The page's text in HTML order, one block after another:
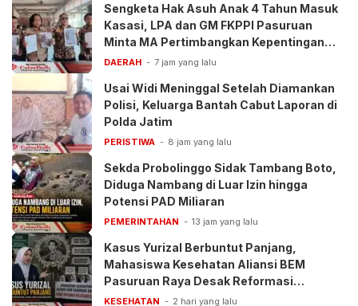
Sengketa Hak Asuh Anak 4 Tahun Masuk
Kasasi, LPA dan GM FKPPI Pasuruan
Minta MA Pertimbangkan Kepentingan
Anak
DAERAH 7 jam yang lalu
Usai Widi Meninggal Setelah Diamankan
Polisi, Keluarga Bantah Cabut Laporan di
Polda Jatim
PERISTIWA 8 jam yang lalu
Sekda Probolinggo Sidak Tambang Boto,
Diduga Nambang di Luar Izin hingga
Potensi PAD Miliaran
PEMERINTAHAN 13 jam yang lalu
Kasus Yurizal Berbuntut Panjang,
Mahasiswa Kesehatan Aliansi BEM
Pasuruan Raya Desak Reformasi
Pelayanan BPJS
KESEHATAN 2 hari yang lalu